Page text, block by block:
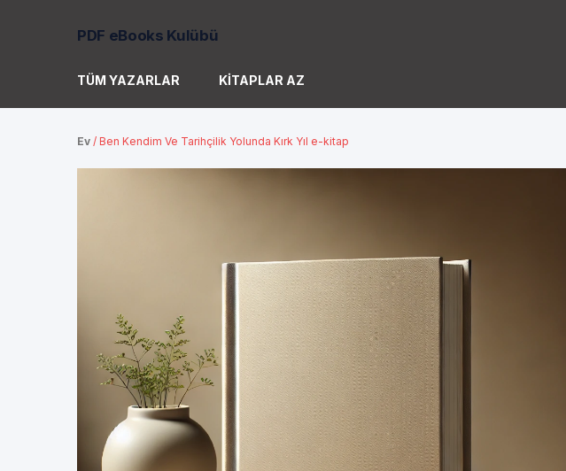
PDF eBooks Kulübü
TÜM YAZARLAR KITAPLAR AZ
Ev / Ben Kendim Ve Tarihçilik Yolunda Kırk Yıl e-kitap